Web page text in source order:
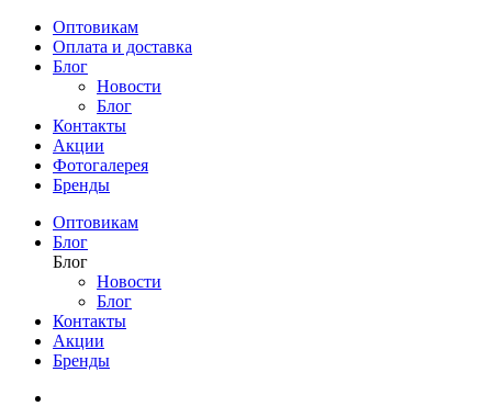
Оптовикам
Оплата и доставка
Блог
Новости
Блог
Контакты
Акции
Фотогалерея
Бренды
Оптовикам
Блог
Блог
Новости
Блог
Контакты
Акции
Бренды